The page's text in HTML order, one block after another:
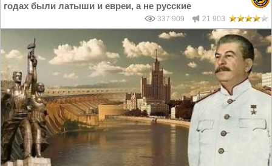
годах были латыши и евреи, а не русские
337 909 21 903